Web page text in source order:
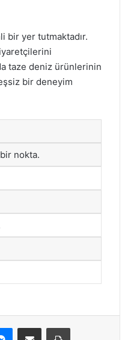
bir yer tutmaktadır.
taze deniz ürünlerinin
bir deneyim
nokta.
Messenger
E-Posta ile paylaş Yazdır